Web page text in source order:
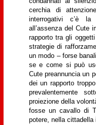
cerchia di
interrogativi c’è la
all’assenza del Cute
rapporto tra gli
strategie di
un modo – forse
se e come si può
Cute preannuncia un
dei un rapporto
prevalentemente
proiezione della
fosse un cavallo di
potere, nella